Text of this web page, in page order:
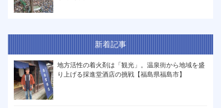
新着記事
地方活性の着火剤は「観光」。温泉街から地域を盛
り上げる採進堂酒店の挑戦【福島県福島市】